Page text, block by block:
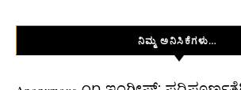
ನಿಮ್ಮ ಅನಿಸಿಕೆಗಳು…